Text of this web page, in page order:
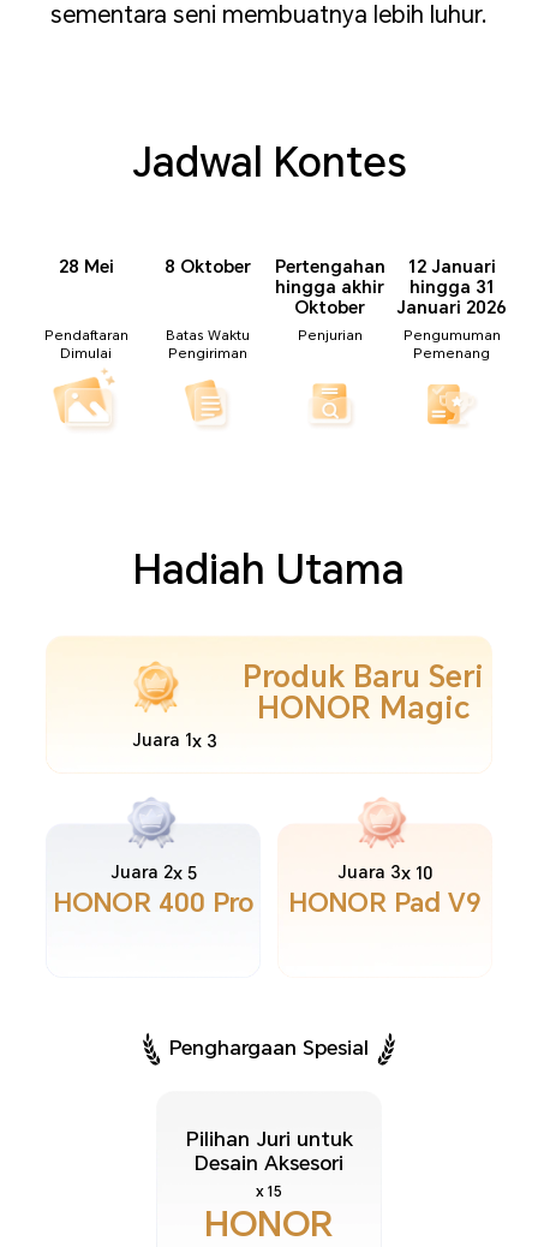
sementara seni membuatnya lebih luhur.
Jadwal Kontes
28 Mei
Pendaftaran
Dimulai
8 Oktober
Batas Waktu
Pengiriman
Pertengahan
hingga akhir
Oktober
Penjurian
12 Januari
hingga 31
Januari 2026
Pengumuman
Pemenang
Hadiah Utama
Juara 2x 5
HONOR 400 Pro
Juara 1x 3
Produk Baru Seri
HONOR Magic
Juara 3x 10
HONOR Pad V9
Penghargaan Spesial
Pilihan Juri untuk
Desain Aksesori
x 15
HONOR